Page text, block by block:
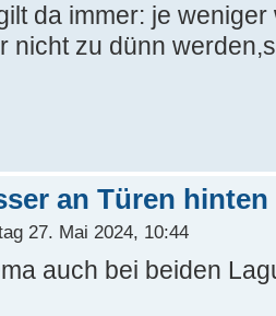
da immer: je
nicht zu dünn
an Türen hinten
27. Mai 2024, 10:44
auch bei beiden